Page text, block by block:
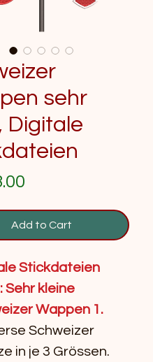
sehr
Digitale
Add to Cart
Stickdateien
Sehr kleine
Wappen 1.
Schweizer
in je 3 Grössen.